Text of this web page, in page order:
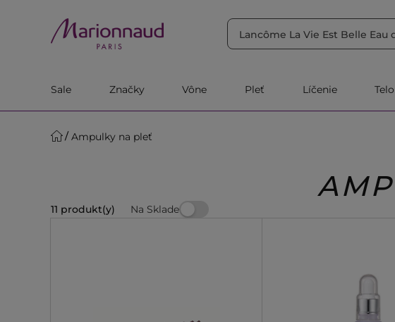
Sale Značky Vône Pleť Líčenie Telo
Ampulky na pleť
11 produkt(y) Na Sklade